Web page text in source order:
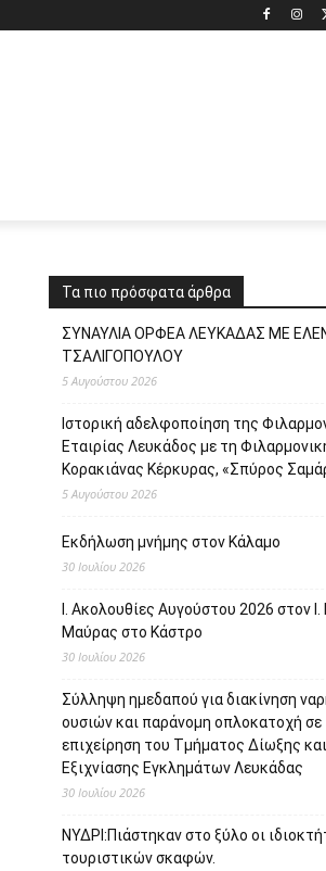
Τα πιο πρόσφατα άρθρα
ΣΥΝΑΥΛΙΑ ΟΡΦΕΑ ΛΕΥΚΑΔΑΣ ΜΕ
ΤΣΑΛΙΓΟΠΟΥΛΟΥ
5 Αυγούστου 2026
Ιστορική αδελφοποίηση της
Εταιρίας Λευκάδος με τη
Κορακιάνας Κέρκυρας, «Σπύρος
5 Αυγούστου 2026
Εκδήλωση μνήμης στον Κάλαμο
30 Ιουλίου 2026
Ι. Ακολουθίες Αυγούστου 2026 στον
Μαύρας στο Κάστρο
30 Ιουλίου 2026
Σύλληψη ημεδαπού για διακίνηση
ουσιών και παράνομη οπλοκατοχή σε
επιχείρηση του Τμήματος Δίωξης και
Εξιχνίασης Εγκλημάτων Λευκάδας
30 Ιουλίου 2026
ΝΥΔΡΙ:Πιάστηκαν στο ξύλο οι
τουριστικών σκαφών.